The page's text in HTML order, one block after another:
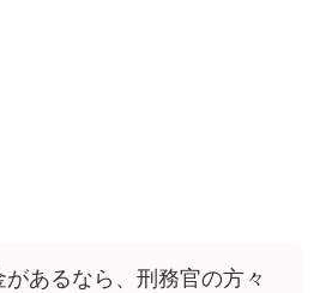
があるなら、刑務官の方々